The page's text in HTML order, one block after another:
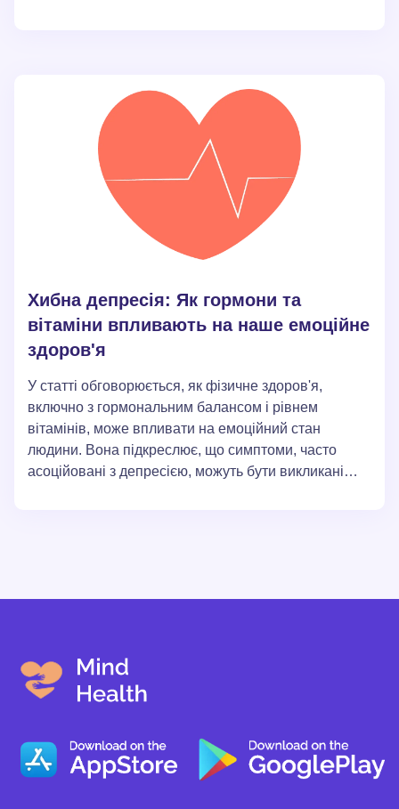
внутрішній стан є ключем до повноціннішого та
задоволеного життя.
Хибна депресія: Як гормони та
вітаміни впливають на наше емоційне
здоров'я
У статті обговорюється, як фізичне здоров'я,
включно з гормональним балансом і рівнем
вітамінів, може впливати на емоційний стан
людини. Вона підкреслює, що симптоми, часто
асоційовані з депресією, можуть бути викликані
фізіологічні аспекти.